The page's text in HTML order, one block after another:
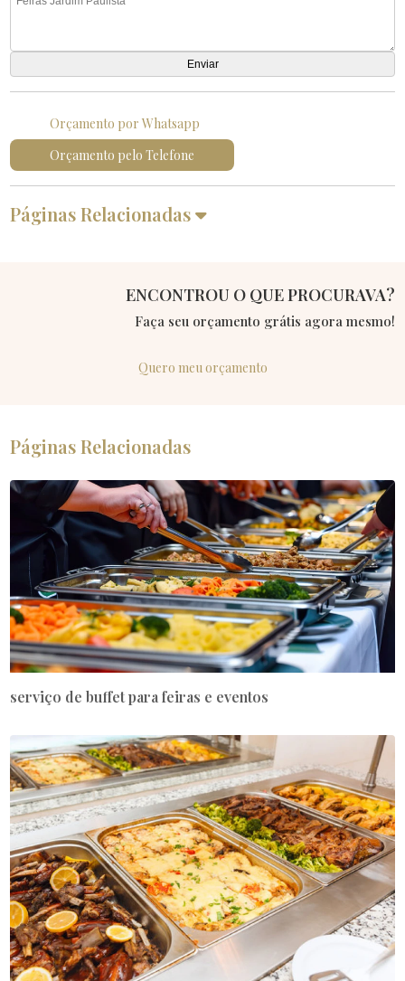
Orçamento por Whatsapp
Orçamento pelo Telefone
Páginas Relacionadas
ENCONTROU O QUE PROCURAVA?
Faça seu orçamento grátis agora mesmo!
Quero meu orçamento
Páginas Relacionadas
serviço de buffet para feiras e eventos